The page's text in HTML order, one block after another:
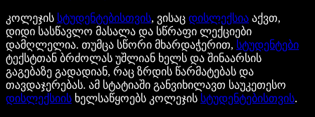
კოლეჯის სტუდენტებისთვის, ვისაც დისლექსია აქვთ,
დიდი სასწავლო მასალა და სწრაფი ლექციები
დამღლელია. თუმცა სწორი მხარდაჭერით, სტუდენტები
ტექსტთან ბრძოლას უშლიან ხელს და შინაარსის
გაგებაზე გადადიან, რაც ზრდის წარმატებას და
თავდაჯერებას. ამ სტატიაში განვიხილავთ საუკეთესო
დისლექსიის ხელსაწყოებს კოლეჯის სტუდენტებისთვის.